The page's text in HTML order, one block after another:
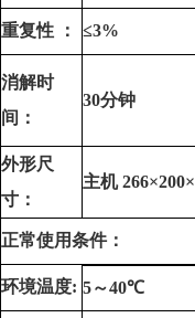
重复性 ： ≤3%
消解时
间：
30分钟
外形尺
寸：
主机 266×200×
正常使用条件：
环境温度: 5～40℃